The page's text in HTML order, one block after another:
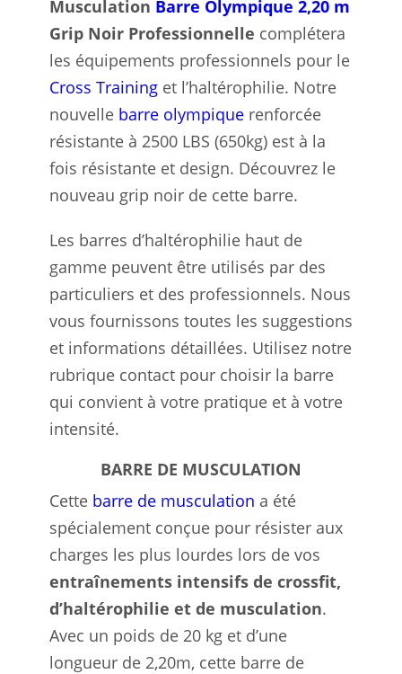
Musculation Barre Olympique 2,20 m
Grip Noir Professionnelle complétera
les équipements professionnels pour le
Cross Training et l’haltérophilie. Notre
nouvelle barre olympique renforcée
résistante à 2500 LBS (650kg) est à la
fois résistante et design. Découvrez le
nouveau grip noir de cette barre.
Les barres d’haltérophilie haut de
gamme peuvent être utilisés par des
particuliers et des professionnels. Nous
vous fournissons toutes les suggestions
et informations détaillées. Utilisez notre
rubrique contact pour choisir la barre
qui convient à votre pratique et à votre
intensité.
BARRE DE MUSCULATION
Cette barre de musculation a été
spécialement conçue pour résister aux
charges les plus lourdes lors de vos
entraînements intensifs de crossfit,
d’haltérophilie et de musculation.
Avec un poids de 20 kg et d’une
longueur de 2,20m, cette barre de